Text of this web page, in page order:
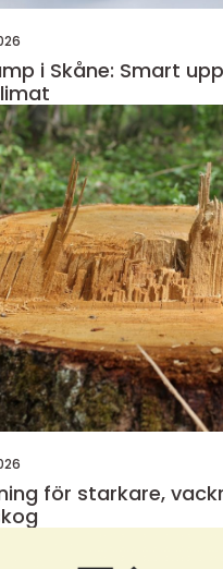
i Skåne: Smart
för starkare,